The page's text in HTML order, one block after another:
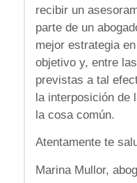
recibir un
parte de un
mejor estrategia
objetivo y, entre
previstas a tal
la interposición de
la cosa común.
Atentamente te
Marina Mullor,